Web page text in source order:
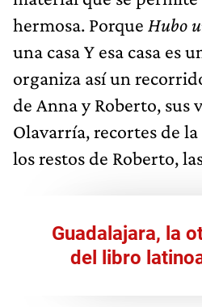
hermosa. Porque Hubo
una casa Y esa casa es
organiza así un
de Anna y Roberto, sus
Olavarría, recortes de
los restos de Roberto,
Guadalajara, la
del libro